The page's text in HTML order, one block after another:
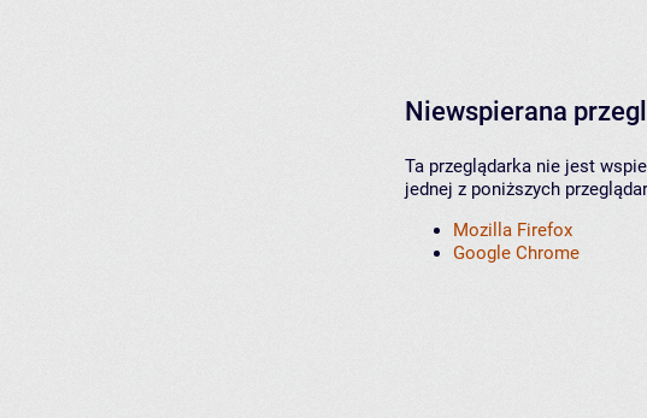
Niewspierana
Ta przeglądarka nie jest
jednej z poniższych
Mozilla Firefox
Google Chrome